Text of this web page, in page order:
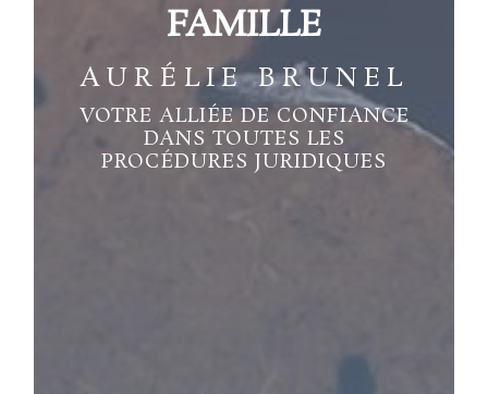
FAMILLE
AURÉLIE BRUNEL
VOTRE ALLIÉE DE CONFIANCE
DANS TOUTES LES
PROCÉDURES JURIDIQUES